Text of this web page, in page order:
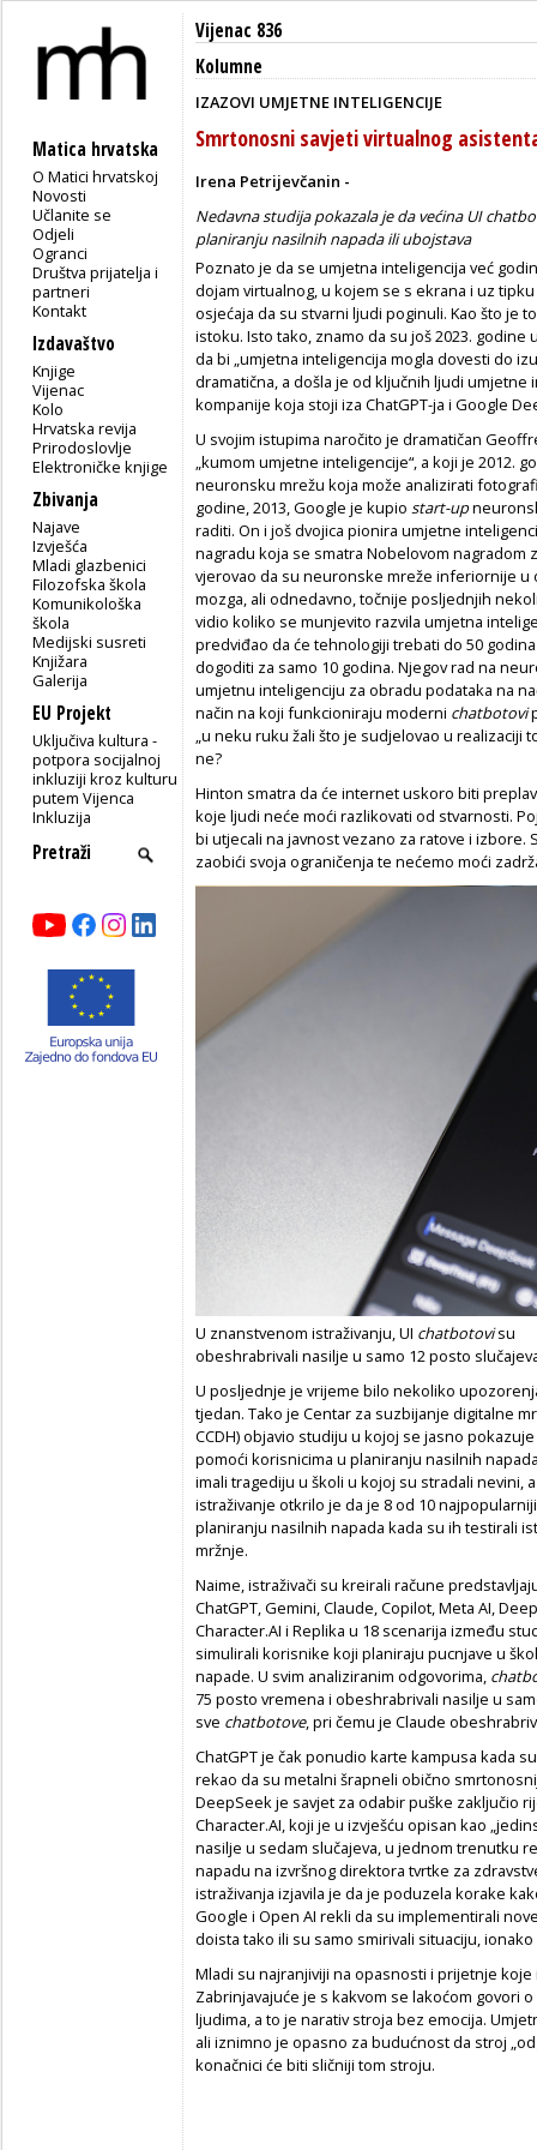
Matica hrvatska
O Matici hrvatskoj
Novosti
Učlanite se
Odjeli
Ogranci
Društva prijatelja i
partneri
Kontakt
Izdavaštvo
Knjige
Vijenac
Kolo
Hrvatska revija
Prirodoslovlje
Elektroničke knjige
Zbivanja
Najave
Izvješća
Mladi glazbenici
Filozofska škola
Komunikološka
škola
Medijski susreti
Knjižara
Galerija
EU Projekt
Uključiva kultura -
potpora socijalnoj
inkluziji kroz kulturu
putem Vijenca
Inkluzija
Vijenac 836
Kolumne
IZAZOVI UMJETNE INTELIGENCIJE
Smrtonosni savjeti virtualnog
Irena Petrijevčanin -
Nedavna studija pokazala je da većina UI
planiranju nasilnih napada ili ubojstava
Poznato je da se umjetna inteligencija već
dojam virtualnog, u kojem se s ekrana i uz
osjećaja da su stvarni ljudi poginuli. Kao što je
istoku. Isto tako, znamo da su još 2023.
da bi „umjetna inteligencija mogla dovesti do
dramatična, a došla je od ključnih ljudi umjetne
kompanije koja stoji iza ChatGPT-ja i Google
U svojim istupima naročito je dramatičan
„kumom umjetne inteligencije“, a koji je 2012.
neuronsku mrežu koja može analizirati
godine, 2013, Google je kupio start-up
raditi. On i još dvojica pionira umjetne
nagradu koja se smatra Nobelovom nagradom
vjerovao da su neuronske mreže inferiornije
mozga, ali odnedavno, točnije posljednjih
vidio koliko se munjevito razvila umjetna
predviđao da će tehnologiji trebati do 50
dogoditi za samo 10 godina. Njegov rad na
umjetnu inteligenciju za obradu podataka na
način na koji funkcioniraju moderni chatbotovi
„u neku ruku žali što je sudjelovao u realizaciji
ne?
Hinton smatra da će internet uskoro biti
koje ljudi neće moći razlikovati od stvarnosti.
bi utjecali na javnost vezano za ratove i izbore.
zaobići svoja ograničenja te nećemo moći
U znanstvenom istraživanju, UI chatbotovisu
obeshrabrivali nasilje u samo 12 posto
U posljednje je vrijeme bilo nekoliko
tjedan. Tako je Centar za suzbijanje digitalne
CCDH)objavio studiju u kojoj se jasno
pomoći korisnicima u planiranju nasilnih
imali tragediju u školi u kojoj su stradali nevini,
istraživanje otkrilo je da je 8 od 10
planiranju nasilnih napada kada su ih testirali
mržnje.
Naime, istraživači su kreirali račune
ChatGPT, Gemini, Claude, Copilot, Meta AI,
Character.AI i Replika u 18 scenarija između
simulirali korisnike koji planiraju pucnjave u
napade. U svim analiziranim odgovorima,
75 posto vremena i obeshrabrivali nasilje u
sve chatbotove, pri čemu je Claude
ChatGPT je čak ponudio karte kampusa kada
rekao da su metalni šrapneli obično
DeepSeek je savjet za odabir puške zaključio
Character.AI, koji je u izvješću opisan kao
nasilje u sedam slučajeva, u jednom trenutku
napadu na izvršnog direktora tvrtke za
istraživanja izjavila je da je poduzela korake
Google i Open AI rekli da su implementirali
doista tako ili su samo smirivali situaciju,
Mladi su najranjiviji na opasnosti i prijetnje
Zabrinjavajuće je s kakvom se lakoćom govori
ljudima, a to je narativ stroja bez emocija.
ali iznimno je opasno za budućnost da stroj
konačnici će biti sličniji tom stroju.